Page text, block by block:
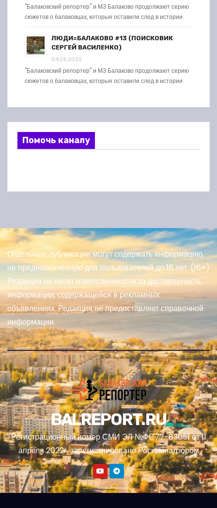
"Балаковский репортер" и МЗ Балаково продолжают серию
сюжетов о балаковцах, которые оставили след в истории
ЛЮДИ=БАЛАКОВО #13 (ПОИСКОВИК
СЕРГЕЙ ВАСИЛЕНКО)
04.05.2022
"Балаковский репортер" и МЗ Балаково продолжают серию
сюжетов о балаковцах, которые оставили след в истории
Помочь каналу
Отдельные публикации могут содержать информацию,
не предназначенную для пользователей до 16 лет. (16+)
Редакция не несет ответственности за достоверность
информации, содержащейся в рекламных
объявлениях. Редакция не предоставляет справочной
информации.
BALREPORT.RU
Регистрационный номер СМИ ЭЛ №ФС77-83051 от 11
апреля 2022г, зарегистрировано Роскомнадзором